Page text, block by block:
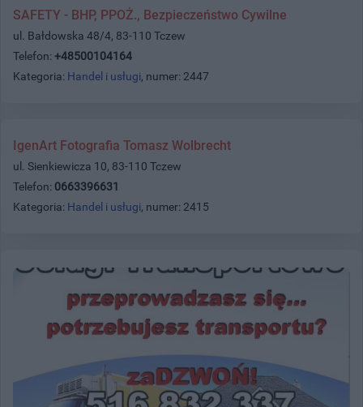
SAFETY - BHP, PPOŻ., Bezpieczeństwo Cywilne
ul. Bałdowska 48/4, 83-110 Tczew
Telefon: +48500104164
Kategoria: Handel i usługi, numer: 2447
IgenArt Fotografia Tomasz Wolbrecht
ul. Sienkiewicza 10, 83-110 Tczew
Telefon: 0663396631
Kategoria: Handel i usługi, numer: 2415